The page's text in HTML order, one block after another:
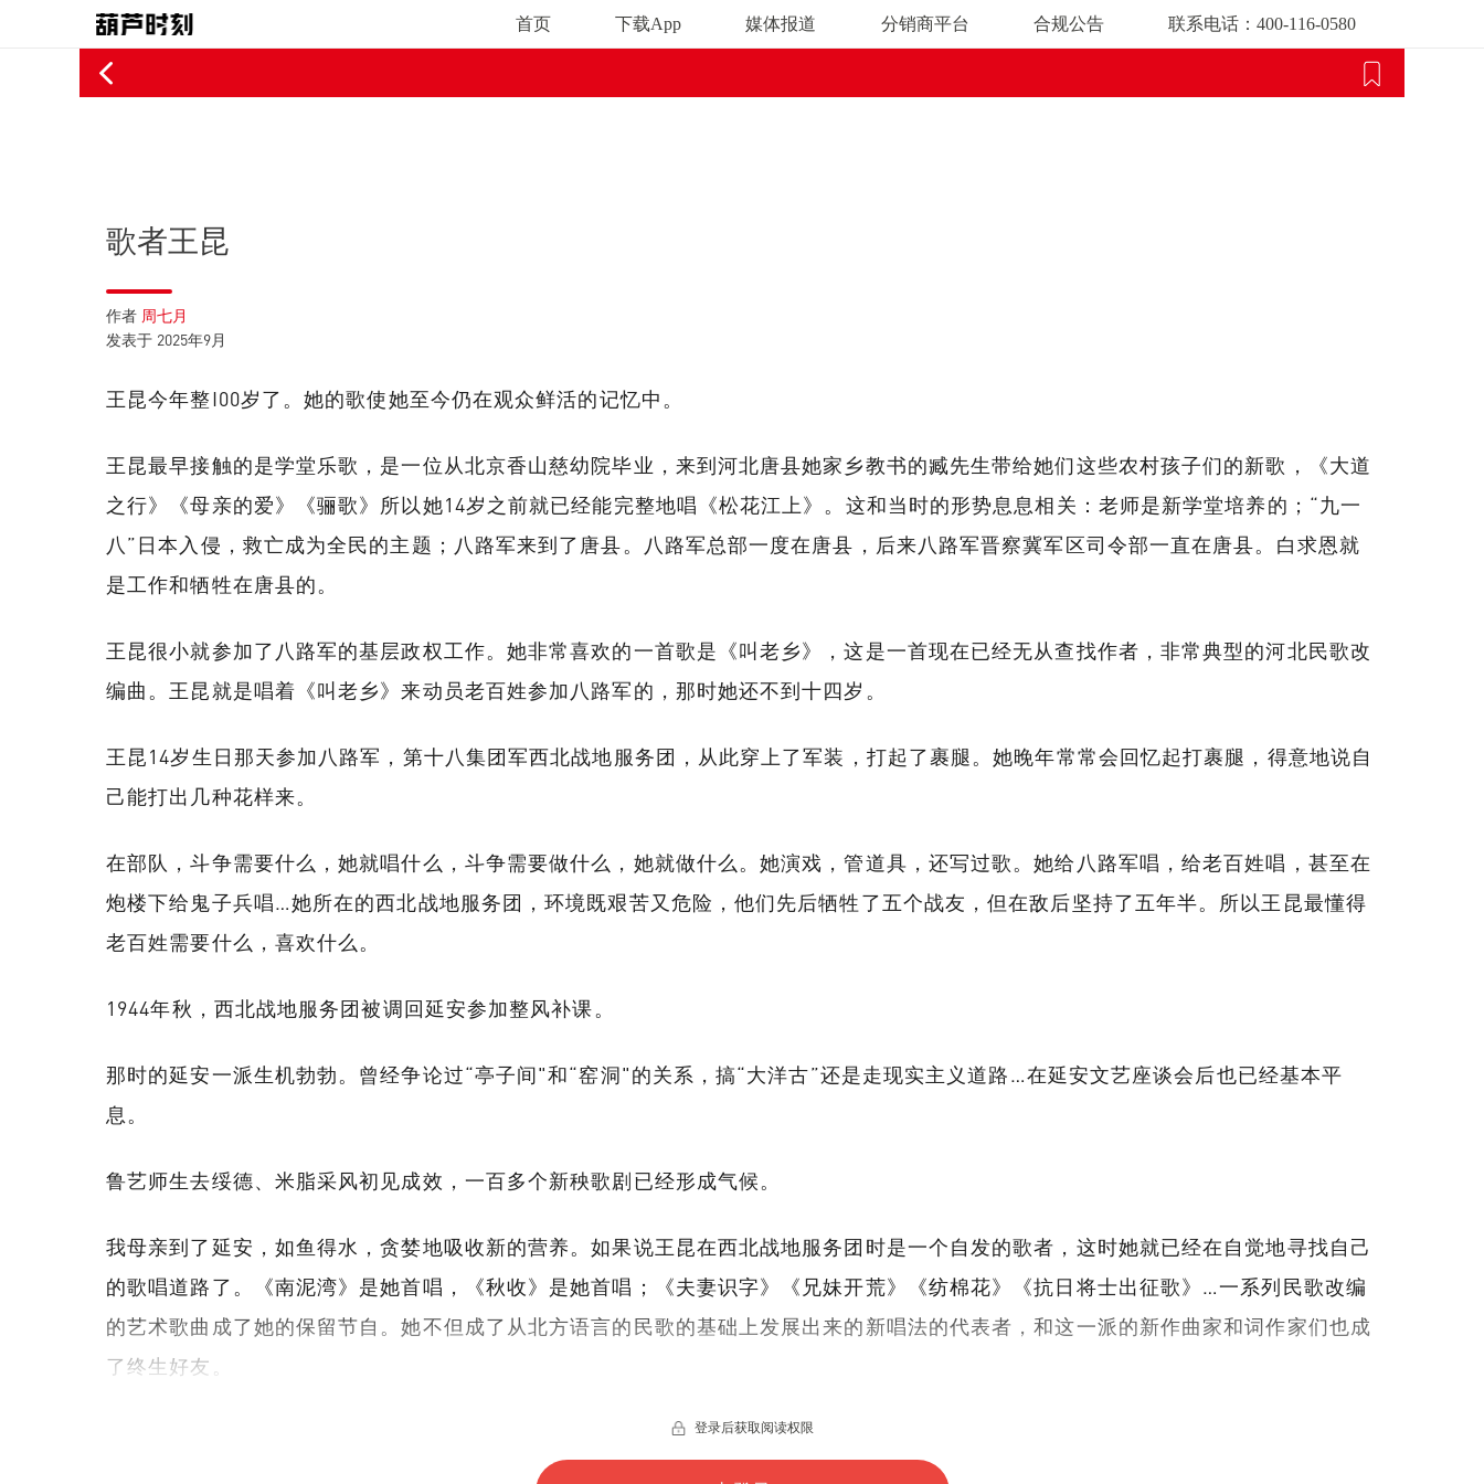
首页 下载App 媒体报道 分销商平台 合规公告 联系电话：400-116-0580
户权益是我们的生命线，对于部分广告发布者为牟取高收益侵犯用户权益行为，我司将通过法律途径追责到底！
歌者王昆
作者 周七月
发表于 2025年9月
王昆今年整I00岁了。她的歌使她至今仍在观众鲜活的记忆中。
王昆最早接触的是学堂乐歌，是一位从北京香山慈幼院毕业，来到河北唐县她家乡教书的臧先生带给她们这些农村孩子们的新歌，《大道
之行》《母亲的爱》《骊歌》所以她14岁之前就已经能完整地唱《松花江上》。这和当时的形势息息相关：老师是新学堂培养的；“九一
八”日本入侵，救亡成为全民的主题；八路军来到了唐县。八路军总部一度在唐县，后来八路军晋察冀军区司令部一直在唐县。白求恩就
是工作和牺牲在唐县的。
王昆很小就参加了八路军的基层政权工作。她非常喜欢的一首歌是《叫老乡》，这是一首现在已经无从查找作者，非常典型的河北民歌改
编曲。王昆就是唱着《叫老乡》来动员老百姓参加八路军的，那时她还不到十四岁。
王昆14岁生日那天参加八路军，第十八集团军西北战地服务团，从此穿上了军装，打起了裹腿。她晚年常常会回忆起打裹腿，得意地说自
己能打出几种花样来。
在部队，斗争需要什么，她就唱什么，斗争需要做什么，她就做什么。她演戏，管道具，还写过歌。她给八路军唱，给老百姓唱，甚至在
炮楼下给鬼子兵唱…她所在的西北战地服务团，环境既艰苦又危险，他们先后牺牲了五个战友，但在敌后坚持了五年半。所以王昆最懂得
老百姓需要什么，喜欢什么。
1944年秋，西北战地服务团被调回延安参加整风补课。
那时的延安一派生机勃勃。曾经争论过“亭子间"和“窑洞"的关系，搞“大洋古”还是走现实主义道路…在延安文艺座谈会后也已经基本平
息。
鲁艺师生去绥德、米脂采风初见成效，一百多个新秧歌剧已经形成气候。
我母亲到了延安，如鱼得水，贪婪地吸收新的营养。如果说王昆在西北战地服务团时是一个自发的歌者，这时她就已经在自觉地寻找自己
的歌唱道路了。《南泥湾》是她首唱，《秋收》是她首唱；《夫妻识字》《兄妹开荒》《纺棉花》《抗日将士出征歌》…一系列民歌改编
的艺术歌曲成了她的保留节自。她不但成了从北方语言的民歌的基础上发展出来的新唱法的代表者，和这一派的新作曲家和词作家们也成
了终生好友。
登录后获取阅读权限